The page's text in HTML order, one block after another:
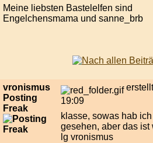
Meine liebsten Bastelelfen sind
Engelchensmama und sanne_brb
vronismus
Posting
Freak
19:09
klasse, sowas hab
gesehen, aber das
lg vronismus